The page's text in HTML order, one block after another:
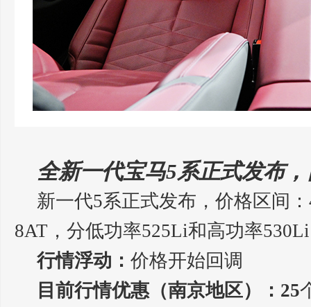
全新一代宝马5系正式发布
新一代5系正式发布，价格区间
8AT，分低功率525Li和高功率
行情浮动： 价格开始回调
目前行情优惠（南京地区）：25